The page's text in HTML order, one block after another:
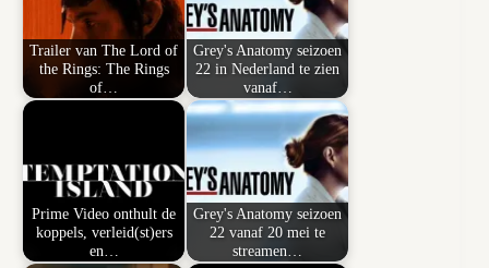
Trailer van The Lord of
the Rings: The Rings
of…
Grey's Anatomy seizoen
22 in Nederland te zien
vanaf…
Prime Video onthult de
koppels, verleid(st)ers
en…
Grey's Anatomy seizoen
22 vanaf 20 mei te
streamen…